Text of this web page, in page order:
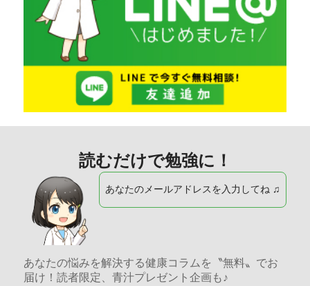
読むだけで勉強に！
あなたのメールアドレスを入力してね ♫
あなたの悩みを解決する健康コラムを〝無料〟でお
届け！読者限定、青汁プレゼント企画も♪